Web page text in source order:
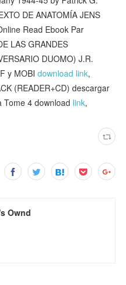
DE ANATOMÍA JENS
Read Ebook Par
LAS GRANDES
DUOMO) J.R.
y MOBIdownload link,
(READER+CD) descargar
Tome 4 download link,
Ownd